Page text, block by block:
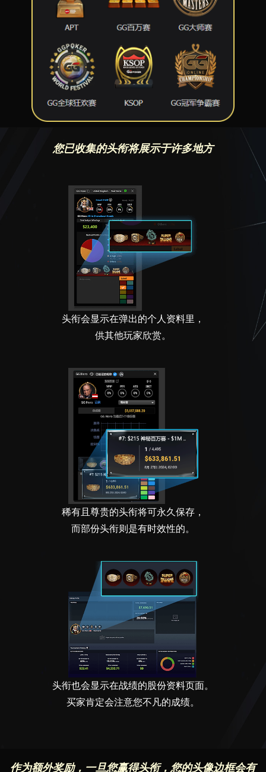
您已收集的头衔将展示于许多地方
头衔会显示在弹出的个人资料里，
供其他玩家欣赏。
稀有且尊贵的头衔将可永久保存，
而部份头衔则是有时效性的。
头衔也会显示在战绩的股份资料页面。
买家肯定会注意您不凡的成绩。
作为额外奖励，一旦您赢得头衔，您的头像边框会有